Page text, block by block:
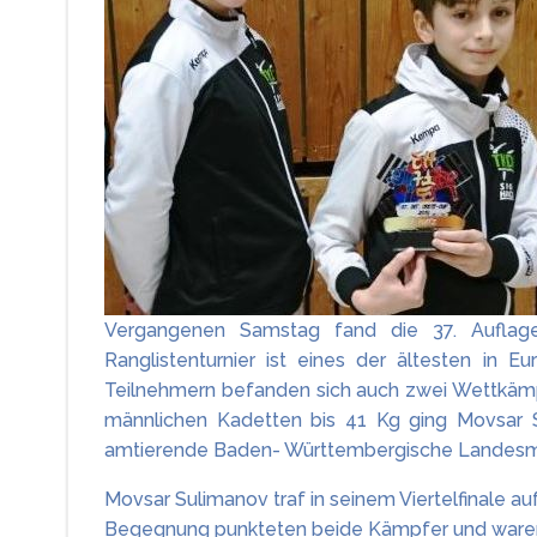
Vergangenen Samstag fand die 37.
Ranglistenturnier ist eines der ältesten in
Teilnehmern befanden sich auch zwei
männlichen Kadetten bis 41 Kg ging
amtierende Baden- Württembergische
Movsar Sulimanov traf in seinem Viertelfinale
Begegnung punkteten beide Kämpfer und